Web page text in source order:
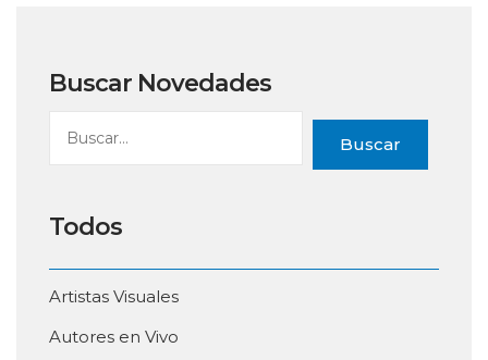
Buscar Novedades
Buscar
Todos
Artistas Visuales
Autores en Vivo